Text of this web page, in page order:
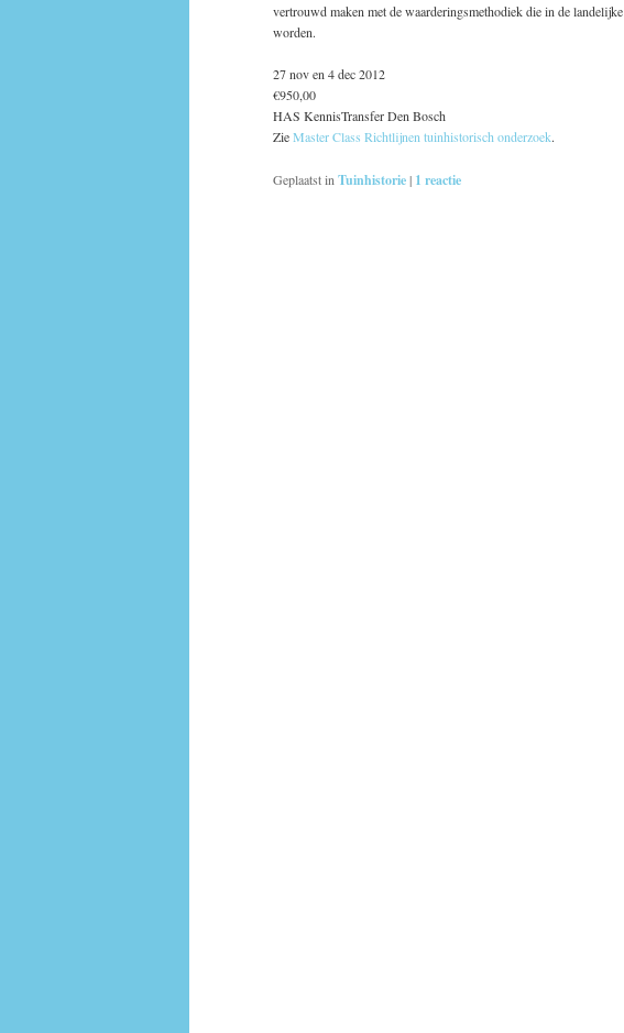
vertrouwd maken met de waarderingsmethodiek die in de landelijke
worden.
27 nov en 4 dec 2012
€950,00
HAS KennisTransfer Den Bosch
ZieMaster Class Richtlijnen tuinhistorisch onderzoek.
Geplaatst in Tuinhistorie| 1 reactie